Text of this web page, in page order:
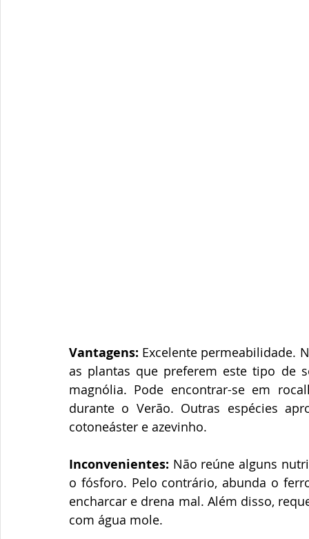
Vantagens: Excelente permeabilidade.
as plantas que preferem este tipo de
magnólia. Pode encontrar-se em
durante o Verão. Outras espécies
cotoneáster e azevinho.
Inconvenientes: Não reúne alguns
o fósforo. Pelo contrário, abunda o
encharcar e drena mal. Além disso,
com água mole.